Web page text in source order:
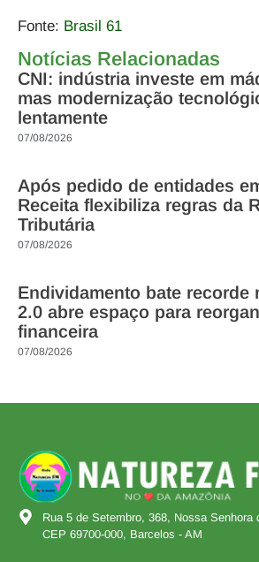
Fonte: Brasil 61
Notícias Relacionadas
CNI: indústria investe em
mas modernização
lentamente
07/08/2026
Após pedido de entidades
Receita flexibiliza regras da
Tributária
07/08/2026
Endividamento bate recorde
2.0 abre espaço para
financeira
07/08/2026
Rua 5 de Setembro, 368, Nossa Senhora
CEP 69700-000, Barcelos - AM